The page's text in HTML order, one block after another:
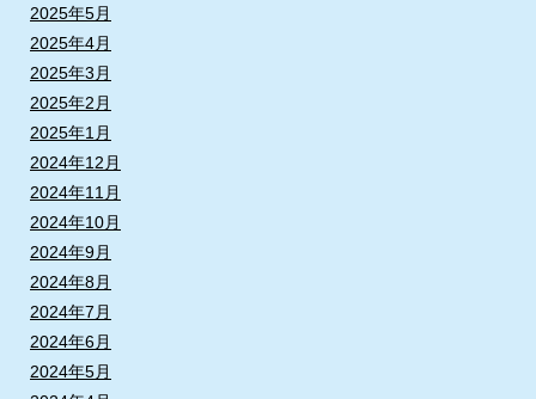
2025年5月
2025年4月
2025年3月
2025年2月
2025年1月
2024年12月
2024年11月
2024年10月
2024年9月
2024年8月
2024年7月
2024年6月
2024年5月